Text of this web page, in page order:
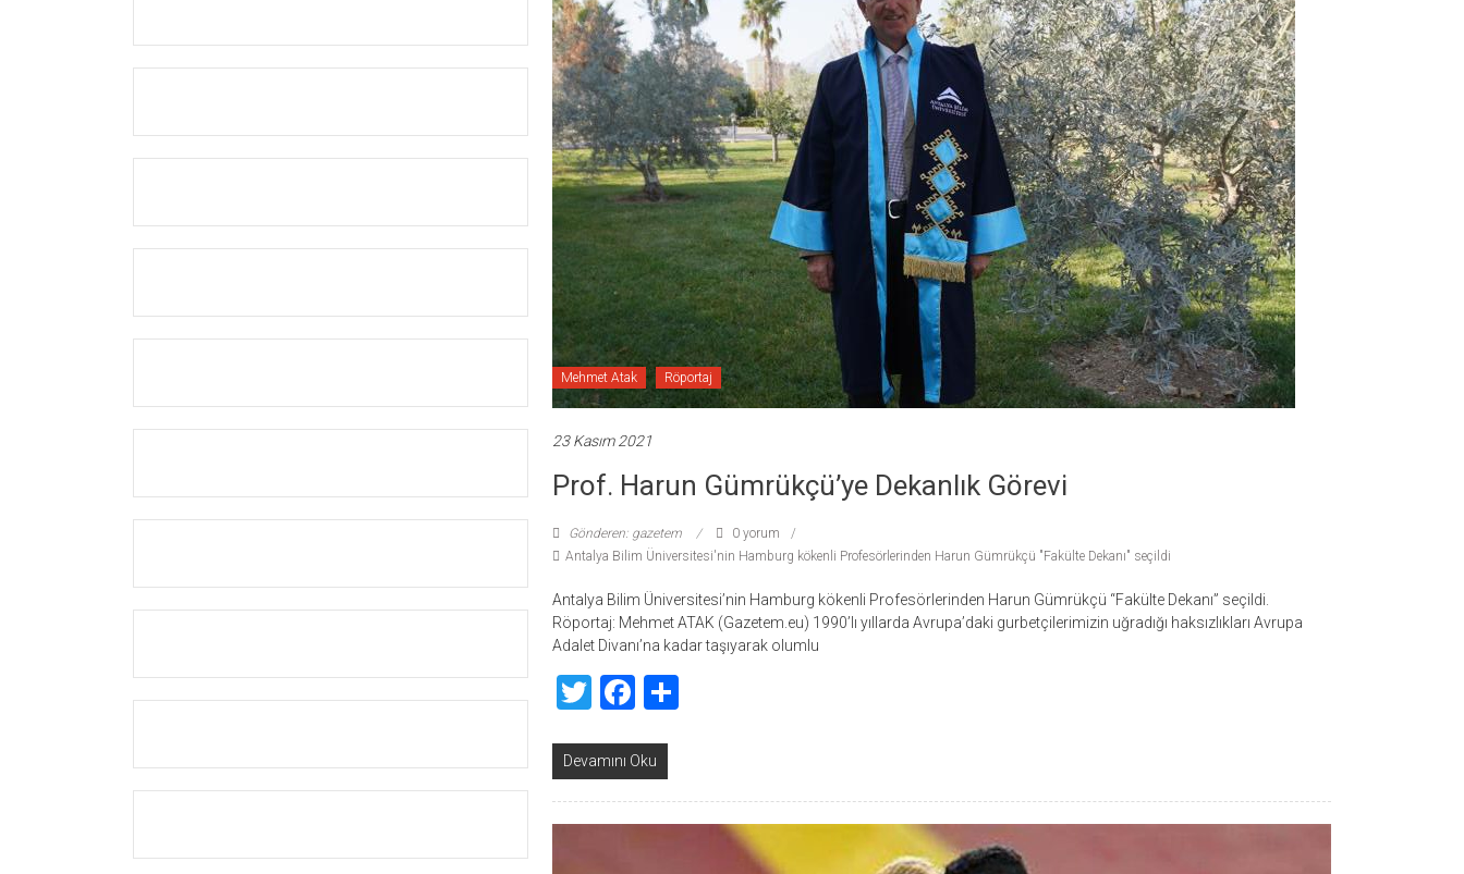
Mehmet Atak Röportaj
23 Kasım 2021
Prof. Harun Gümrükçü’ye Dekanlık Görevi
Gönderen: gazetem
0 yorum
Antalya Bilim Üniversitesi'nin Hamburg kökenli Profesörlerinden Harun Gümrükçü "Fakülte Dekanı" seçildi
Antalya Bilim Üniversitesi’nin Hamburg kökenli Profesörlerinden Harun Gümrükçü “Fakülte Dekanı” seçildi.
Röportaj: Mehmet ATAK (Gazetem.eu) 1990’lı yıllarda Avrupa’daki gurbetçilerimizin uğradığı haksızlıkları Avrupa
Adalet Divanı’na kadar taşıyarak olumlu
TwitterFacebook
Devamını Oku